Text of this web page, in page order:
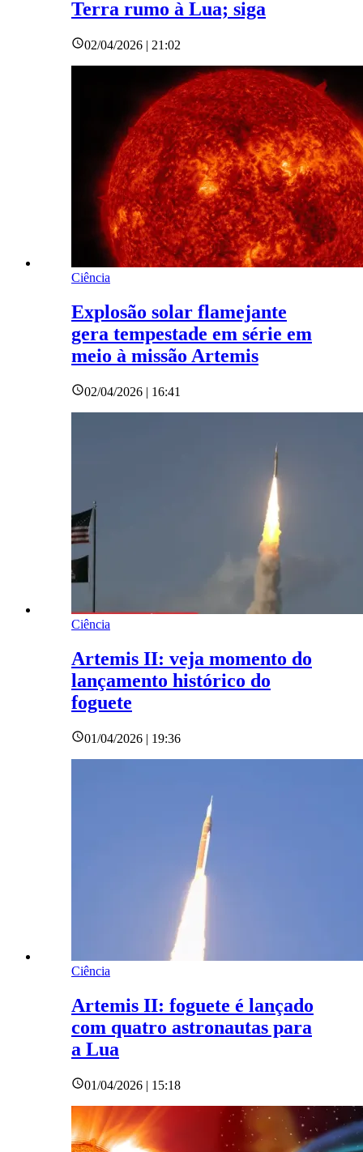
Terra rumo à Lua; siga
02/04/2026 | 21:02
Ciência
Explosão solar flamejante
gera tempestade em série em
meio à missão Artemis
02/04/2026 | 16:41
Ciência
Artemis II: veja momento do
lançamento histórico do
foguete
01/04/2026 | 19:36
Ciência
Artemis II: foguete é lançado
com quatro astronautas para
a Lua
01/04/2026 | 15:18